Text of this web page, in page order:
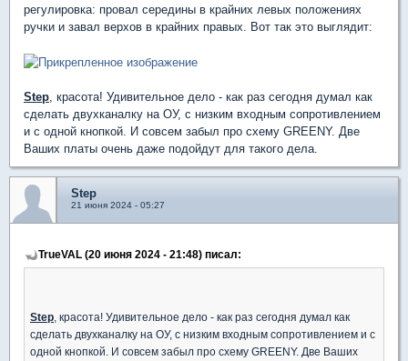
регулировка: провал середины в крайних левых положениях
ручки и завал верхов в крайних правых. Вот так это выглядит:
Step , красота! Удивительное дело - как раз сегодня думал как
сделать двухканалку на ОУ, с низким входным сопротивлением
и с одной кнопкой. И совсем забыл про схему GREENY. Две
Ваших платы очень даже подойдут для такого дела.
Step
21 июня 2024 - 05:27
TrueVAL (20 июня 2024 - 21:48) писал:
Step , красота! Удивительное дело - как раз сегодня думал как
сделать двухканалку на ОУ, с низким входным сопротивлением и с
одной кнопкой. И совсем забыл про схему GREENY. Две Ваших